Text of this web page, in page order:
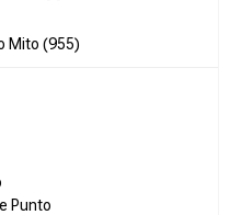
Mito (955)
Punto